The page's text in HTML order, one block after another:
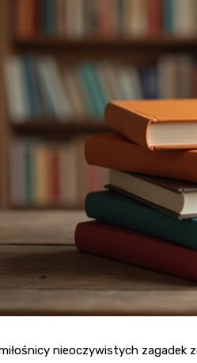
nieoczywistych zagadek